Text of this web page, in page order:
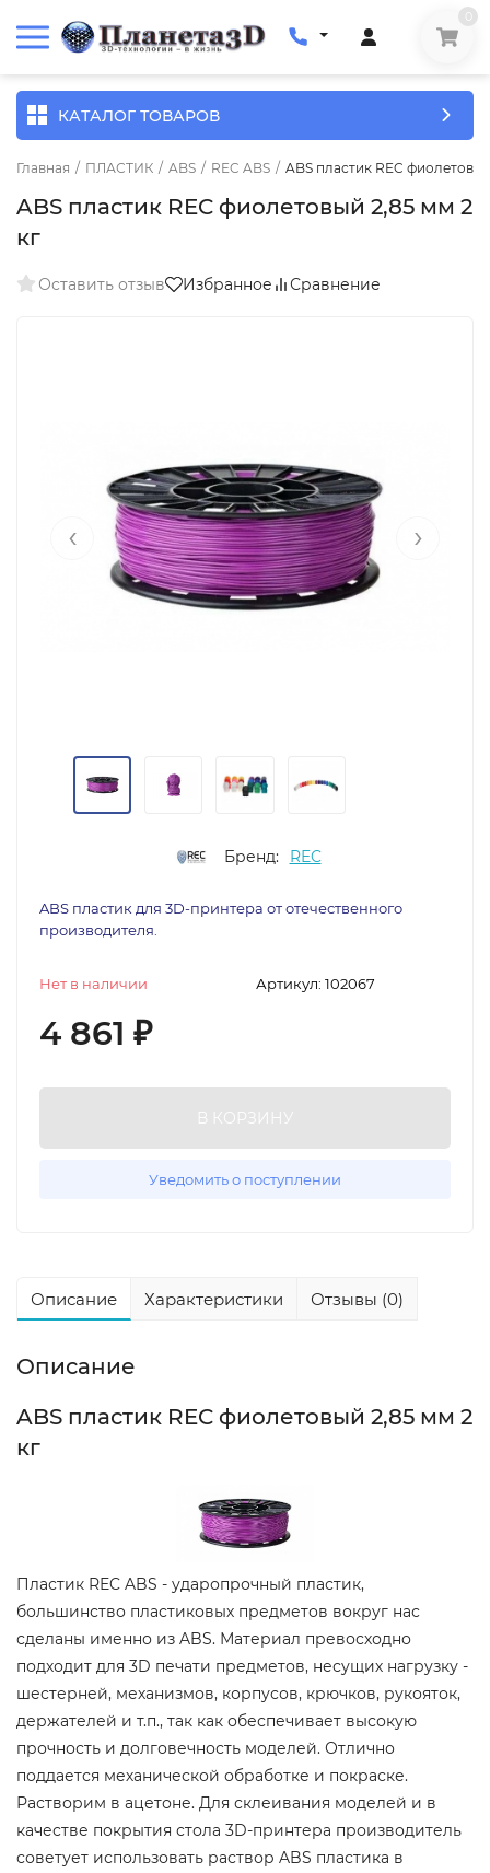
КАТАЛОГ ТОВАРОВ
Главная / ПЛАСТИК / ABS / REC ABS / ABS пластик REC
ABS пластик REC фиолетовый 2,85 мм 2
кг
Оставить отзыв Избранное Сравнение
‹ ›
Бренд: REC
ABS пластик для 3D-принтера от отечественного
производителя.
Артикул: 102067
Нет в наличии
4 861 ₽
В КОРЗИНУ
Уведомить о поступлении
Описание Характеристики Отзывы (0)
Описание
ABS пластик REC фиолетовый 2,85 мм 2
кг
Пластик REC ABS - ударопрочный пластик,
большинство пластиковых предметов вокруг нас
сделаны именно из ABS. Материал превосходно
подходит для 3D печати предметов, несущих нагрузку -
шестерней, механизмов, корпусов, крючков, рукояток,
держателей и т.п., так как обеспечивает высокую
прочность и долговечность моделей. Отлично
поддается механической обработке и покраске.
Растворим в ацетоне. Для склеивания моделей и в
качестве покрытия стола 3D-принтера производитель
советует использовать раствор ABS пластика в